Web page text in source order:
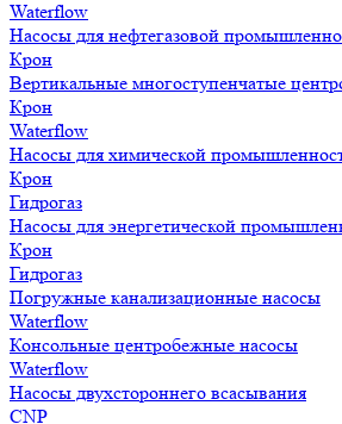
Waterflow
Насосы для нефтегазовой
Крон
Вертикальные многоступенчатые
Крон
Waterflow
Насосы для химической
Крон
Гидрогаз
Насосы для энергетической
Крон
Гидрогаз
Погружные канализационные насосы
Waterflow
Консольные центробежные насосы
Waterflow
Насосы двухстороннего всасывания
CNP